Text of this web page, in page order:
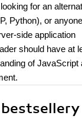
for an
Python), or
side application
should have at
of JavaScript